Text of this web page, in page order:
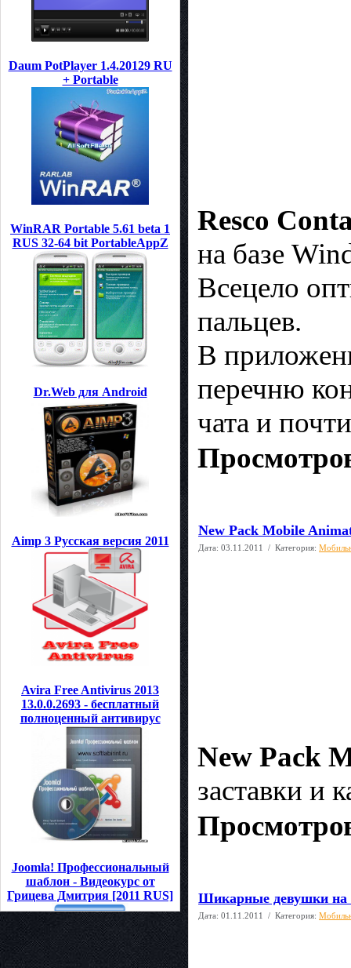
Daum PotPlayer 1.4.20129 RU
+ Portable
WinRAR Portable 5.61 beta 1
RUS 32-64 bit PortableAppZ
Dr.Web для Android
Aimp 3 Русская версия 2011
Avira Free Antivirus 2013
13.0.0.2693 - бесплатный
полноценный антивирус
Joomla! Профессиональный
шаблон - Видеокурс от
Грицева Дмитрия [2011 RUS]
Resco
на базе
Всецело
пальцев.
В
перечню
чата и
New Pack Mobile
Дата: 03.11.2011 / Категория:
New Pack
заставки и
Шикарные девушки на
Дата: 01.11.2011 / Категория: